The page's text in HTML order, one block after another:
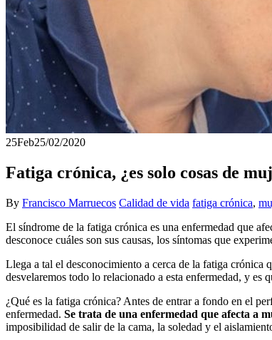
25Feb25/02/2020
Fatiga crónica, ¿es solo cosas de
By Francisco Marruecos Calidad de vida fatiga crónica,
El síndrome de la fatiga crónica es una enfermedad que
desconoce cuáles son sus causas, los síntomas que
Llega a tal el desconocimiento a cerca de la fatiga crónica
desvelaremos todo lo relacionado a esta enfermedad, y es
¿Qué es la fatiga crónica? Antes de entrar a fondo en el
enfermedad. Se trata de una enfermedad que afecta a
imposibilidad de salir de la cama, la soledad y el